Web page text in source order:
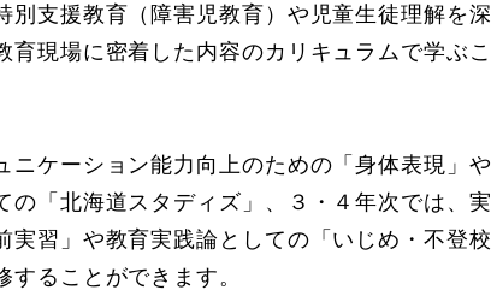
別支援教育（障害児教育）や児童生徒理解を深
現場に密着した内容のカリキュラムで学ぶこ
ニケーション能力向上のための「身体表現」や
の「北海道スタディズ」、３・４年次では、実
実習」や教育実践論としての「いじめ・不登校
ることができます。